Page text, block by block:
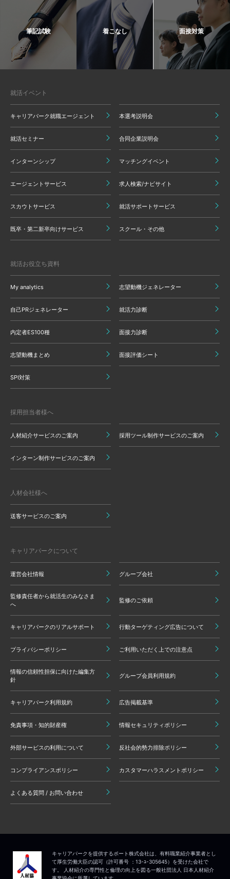
筆記試験 着こなし 面接対策
就活イベント
キャリアパーク就職エージェント 本選考説明会
就活セミナー 合同企業説明会
インターンシップ マッチングイベント
エージェントサービス 求人検索/ナビサイト
スカウトサービス 就活サポートサービス
既卒・第二新卒向けサービス スクール・その他
就活お役立ち資料
My analytics 志望動機ジェネレーター
自己PRジェネレーター 就活力診断
内定者ES100種 面接力診断
志望動機まとめ 面接評価シート
SPI対策
採用担当者様へ
人材紹介サービスのご案内 採用ツール制作サービスのご案内
インターン制作サービスのご案内
人材会社様へ
送客サービスのご案内
キャリアパークについて
運営会社情報 グループ会社
監修責任者から就活生のみなさま
へ
監修のご依頼
キャリアパークのリアルサポート 行動ターゲティング広告について
プライバシーポリシー ご利用いただく上での注意点
情報の信頼性担保に向けた編集方
針
グループ会員利用規約
キャリアパーク利用規約 広告掲載基準
免責事項・知的財産権 情報セキュリティポリシー
外部サービスの利用について 反社会的勢力排除ポリシー
コンプライアンスポリシー カスタマーハラスメントポリシー
よくある質問 / お問い合わせ